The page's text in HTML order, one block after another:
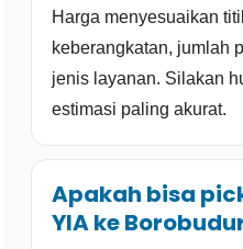
Harga menyesuaikan
keberangkatan, jumlah
jenis layanan. Silakan
estimasi paling akurat.
Apakah bisa
YIA ke